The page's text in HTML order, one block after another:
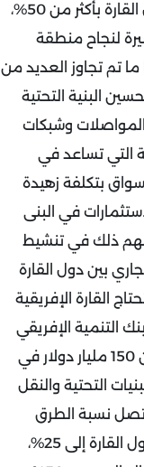
التجارة بين دول القارة بأكثر من 50%،
لنجاح منطقة
ما تم تجاوز العديد من
البنية التحتية
وشبكات
التي تساعد في
بتكلفة زهيدة
في البنى
ذلك في تنشيط
بين دول القارة
القارة الإفريقية
التنمية الإفريقي
إلى ما يقرب من 150 مليار دولار في
التحتية والنقل
نسبة الطرق
الممهدة بين دول القارة إلى 25%،